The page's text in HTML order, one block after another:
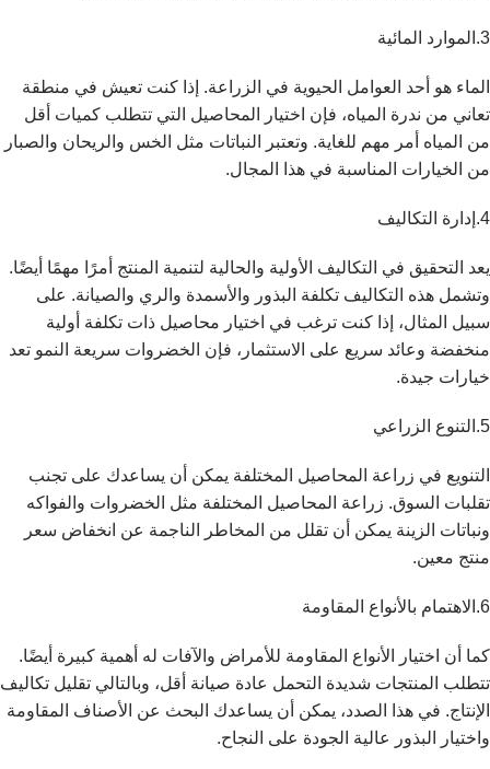
3.الموارد المائية
الماء هو أحد العوامل الحيوية في الزراعة. إذا كنت تعيش في منطقة
تعاني من ندرة المياه، فإن اختيار المحاصيل التي تتطلب كميات أقل
من المياه أمر مهم للغاية. وتعتبر النباتات مثل الخس والريحان والصبار
من الخيارات المناسبة في هذا المجال.
4.إدارة التكاليف
يعد التحقيق في التكاليف الأولية والحالية لتنمية المنتج أمرًا مهمًا أيضًا.
وتشمل هذه التكاليف تكلفة البذور والأسمدة والري والصيانة. على
سبيل المثال، إذا كنت ترغب في اختيار محاصيل ذات تكلفة أولية
منخفضة وعائد سريع على الاستثمار، فإن الخضروات سريعة النمو تعد
خيارات جيدة.
5.التنوع الزراعي
التنويع في زراعة المحاصيل المختلفة يمكن أن يساعدك على تجنب
تقلبات السوق. زراعة المحاصيل المختلفة مثل الخضروات والفواكه
ونباتات الزينة يمكن أن تقلل من المخاطر الناجمة عن انخفاض سعر
منتج معين.
6.الاهتمام بالأنواع المقاومة
كما أن اختيار الأنواع المقاومة للأمراض والآفات له أهمية كبيرة أيضًا.
تتطلب المنتجات شديدة التحمل عادة صيانة أقل، وبالتالي تقليل تكاليف
الإنتاج. في هذا الصدد، يمكن أن يساعدك البحث عن الأصناف المقاومة
واختيار البذور عالية الجودة على النجاح.